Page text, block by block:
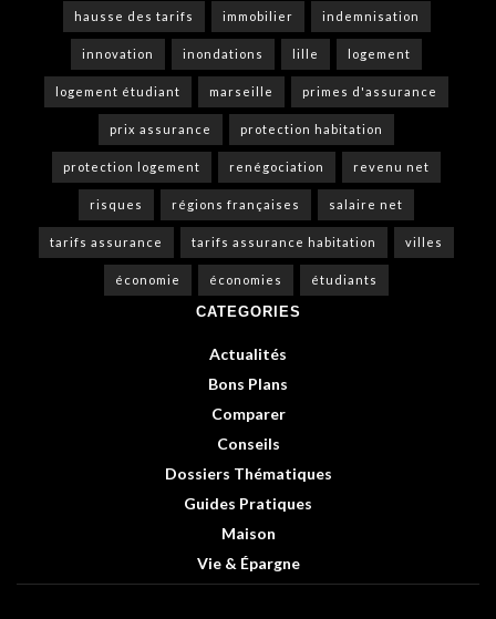
hausse des tarifs immobilier indemnisation
innovation inondations lille logement
logement étudiant marseille primes d'assurance
prix assurance protection habitation
protection logement renégociation revenu net
risques régions françaises salaire net
tarifs assurance tarifs assurance habitation villes
économie économies étudiants
CATEGORIES
Actualités
Bons Plans
Comparer
Conseils
Dossiers Thématiques
Guides Pratiques
Maison
Vie & Épargne